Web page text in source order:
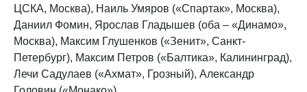
ЦСКА, Москва), Наиль Умяров («Спартак», Москва),
Даниил Фомин, Ярослав Гладышев (оба – «Динамо»,
Москва), Максим Глушенков («Зенит», Санкт-
Петербург), Максим Петров («Балтика», Калининград),
Лечи Садулаев («Ахмат», Грозный), Александр